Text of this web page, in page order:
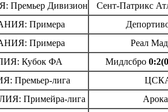
Премьер Дивизион Сент-Патрикс
Примера
Примера Реал
Кубок ФА Мидлсбро
Премьер-лига
Примейра-лига Арока